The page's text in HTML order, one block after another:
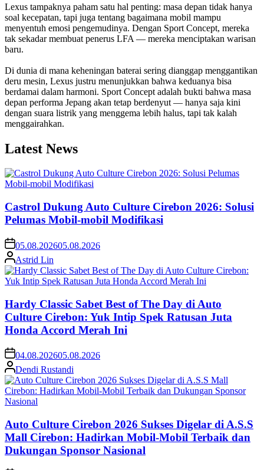
Lexus tampaknya paham satu hal penting: masa depan tidak hanya
soal kecepatan, tapi juga tentang bagaimana mobil mampu
menyentuh emosi pengemudinya. Dengan Sport Concept, mereka
tak sekadar membuat penerus LFA — mereka menciptakan warisan
baru.
Di dunia di mana keheningan baterai sering dianggap menggantikan
deru mesin, Lexus justru menunjukkan bahwa keduanya bisa
berdamai dalam harmoni. Sport Concept adalah bukti bahwa masa
depan performa Jepang akan tetap berdenyut — hanya saja kini
dengan suara listrik yang menggema lebih halus, tapi tak kalah
menggairahkan.
Latest News
Castrol Dukung Auto Culture Cirebon 2026: Solusi
Pelumas Mobil-mobil Modifikasi
05.08.202605.08.2026
Astrid Lin
Hardy Classic Sabet Best of The Day di Auto
Culture Cirebon: Yuk Intip Spek Ratusan Juta
Honda Accord Merah Ini
04.08.202605.08.2026
Dendi Rustandi
Auto Culture Cirebon 2026 Sukses Digelar di A.S.S
Mall Cirebon: Hadirkan Mobil-Mobil Terbaik dan
Dukungan Sponsor Nasional